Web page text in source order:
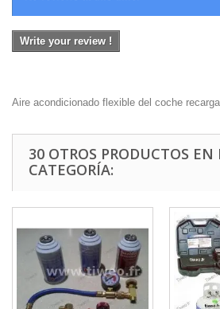
Write your review !
Aire acondicionado flexible del coche
30 OTROS PRODUCTOS
CATEGORÍA: